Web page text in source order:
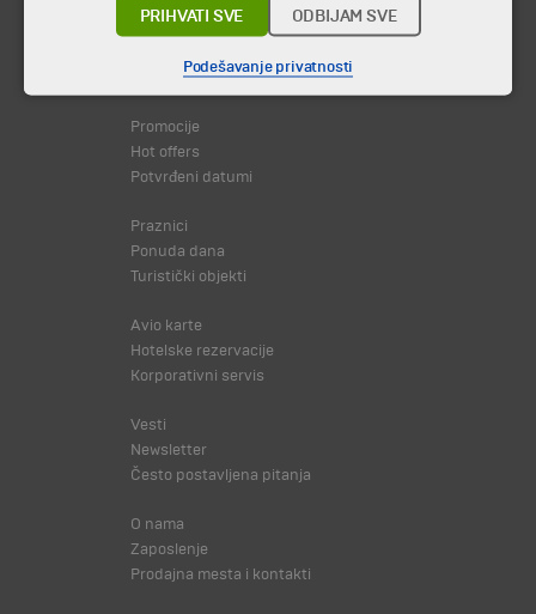
Destinacija
Svi programi od A do Š
Promocije
Hot offers
Potvrđeni datumi
Praznici
Ponuda dana
Turistički objekti
Avio karte
Hotelske rezervacije
Korporativni servis
Vesti
Newsletter
Često postavljena pitanja
O nama
Zaposlenje
Prodajna mesta i kontakti
PRIHVATI SVE ODBIJAM SVE
Podešavanje privatnosti